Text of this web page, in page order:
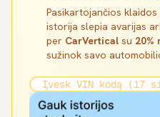
Pasikartojančios
istorija slepia avarijas
per CarVertical su 20%
sužinok savo